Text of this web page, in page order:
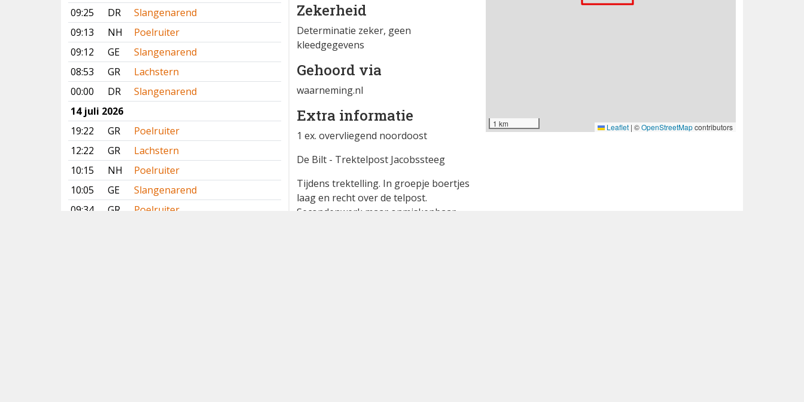
09:25
DR
Slangenarend
09:13
NH
Poelruiter
09:12
GE
Slangenarend
08:53
GR
Lachstern
00:00
DR
Slangenarend
14 juli 2026
19:22
GR
Poelruiter
12:22
GR
Lachstern
10:15
NH
Poelruiter
10:05
GE
Slangenarend
09:34
GR
Poelruiter
Zekerheid
Determinatie zeker, geen
kleedgegevens
Gehoord via
waarneming.nl
Extra informatie
1 ex. overvliegend noordoost
De Bilt - Trektelpost Jacobssteeg
Tijdens trektelling. In groepje boertjes
laag en recht over de telpost.
Secondenwerk maar onmiskenbaar,
1 km Leaflet | ©OpenStreetMapcontributors